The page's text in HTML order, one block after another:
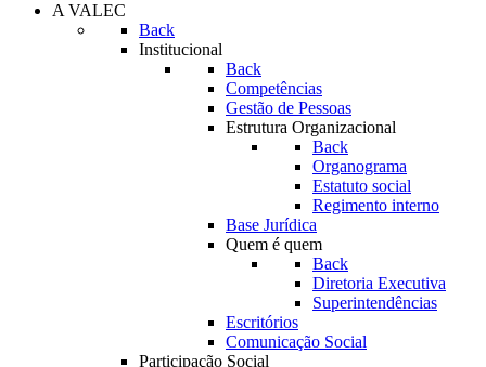
A VALEC
Back
Institucional
Back
Competências
Gestão de Pessoas
Estrutura Organizacional
Back
Organograma
Estatuto social
Regimento interno
Base Jurídica
Quem é quem
Back
Diretoria Executiva
Superintendências
Escritórios
Comunicação Social
Participação Social